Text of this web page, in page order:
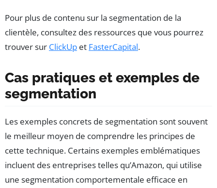
Pour plus de contenu sur la segmentation de la
clientèle, consultez des ressources que vous pourrez
trouver sur ClickUp et FasterCapital.
Cas pratiques et exemples de
segmentation
Les exemples concrets de segmentation sont souvent
le meilleur moyen de comprendre les principes de
cette technique. Certains exemples emblématiques
incluent des entreprises telles qu’Amazon, qui utilise
une segmentation comportementale efficace en